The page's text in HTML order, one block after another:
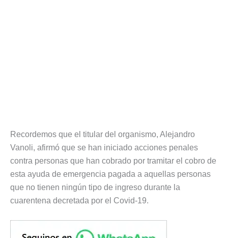
Recordemos que el titular del organismo, Alejandro
Vanoli, afirmó que se han iniciado acciones penales
contra personas que han cobrado por tramitar el cobro de
esta ayuda de emergencia pagada a aquellas personas
que no tienen ningún tipo de ingreso durante la
cuarentena decretada por el Covid-19.